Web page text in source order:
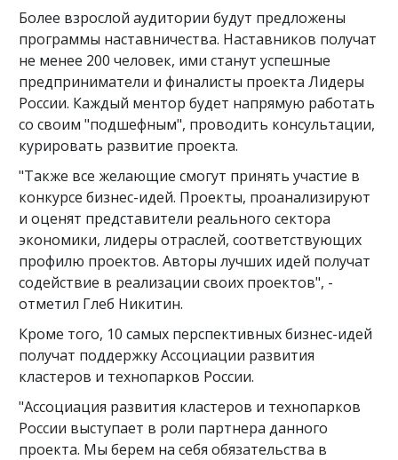
Более взрослой аудитории будут предложены
программы наставничества. Наставников получат
не менее 200 человек, ими станут успешные
предприниматели и финалисты проекта Лидеры
России. Каждый ментор будет напрямую работать
со своим "подшефным", проводить консультации,
курировать развитие проекта.
"Также все желающие смогут принять участие в
конкурсе бизнес-идей. Проекты, проанализируют
и оценят представители реального сектора
экономики, лидеры отраслей, соответствующих
профилю проектов. Авторы лучших идей получат
содействие в реализации своих проектов", -
отметил Глеб Никитин.
Кроме того, 10 самых перспективных бизнес-идей
получат поддержку Ассоциации развития
кластеров и технопарков России.
"Ассоциация развития кластеров и технопарков
России выступает в роли партнера данного
проекта. Мы берем на себя обязательства в